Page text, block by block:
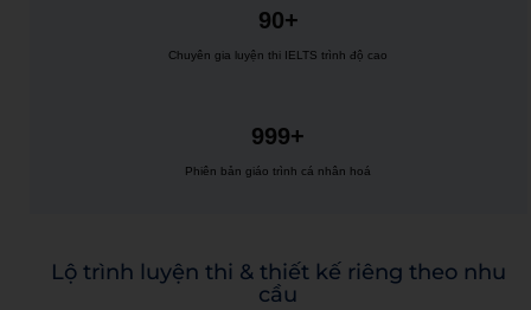
90+
Chuyên gia luyện thi IELTS trình độ cao
999+
Phiên bản giáo trình cá nhân hoá
Lộ trình luyện thi & thiết kế riêng theo nhu
cầu